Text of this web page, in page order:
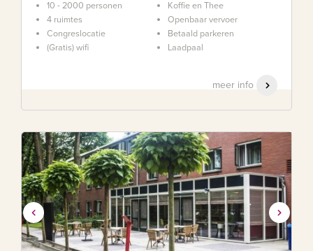
10 - 2000 personen
4 ruimtes
Congreslocatie
(Gratis) wifi
Koffie en Thee
Openbaar vervoer
Betaald parkeren
Laadpaal
meer info